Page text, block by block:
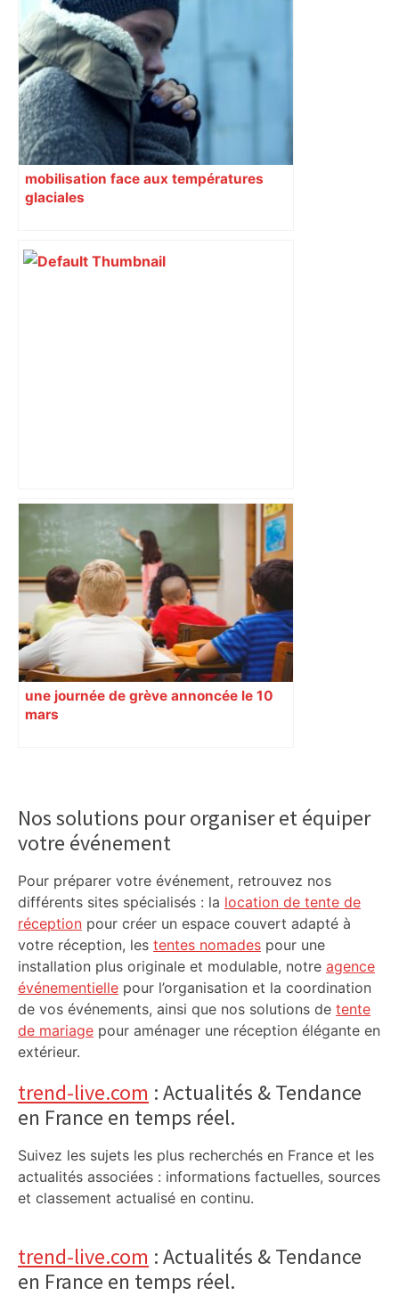
mobilisation face aux températures
glaciales
Vous pensiez que c’était comme une
voiture ? La vérité sur les avions qui
reculent – ici.fr
une journée de grève annoncée le 10
mars
Sidebar
Nos solutions pour organiser et équiper
votre événement
Pour préparer votre événement, retrouvez nos
différents sites spécialisés : la location de tente de
réception pour créer un espace couvert adapté à
votre réception, les tentes nomades pour une
installation plus originale et modulable, notre agence
événementielle pour l’organisation et la coordination
de vos événements, ainsi que nos solutions de tente
de mariage pour aménager une réception élégante en
extérieur.
trend-live.com : Actualités & Tendance
en France en temps réel.
Suivez les sujets les plus recherchés en France et les
actualités associées : informations factuelles, sources
et classement actualisé en continu.
trend-live.com : Actualités & Tendance
en France en temps réel.